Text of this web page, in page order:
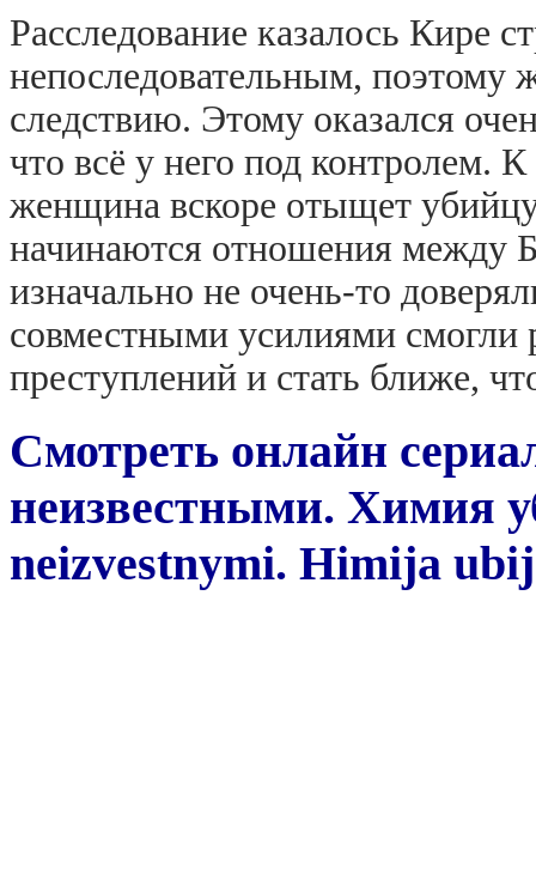
Расследование казалось Кире
непоследовательным,
следствию. Этому оказался
что всё у него под контролем.
женщина вскоре отыщет
начинаются отношения между
изначально не очень-то
совместными усилиями
преступлений и стать ближе,
Смотреть онлайн
неизвестными. Химия
neizvestnymi. Himija